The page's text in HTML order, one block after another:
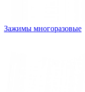
Зажимы многоразовые